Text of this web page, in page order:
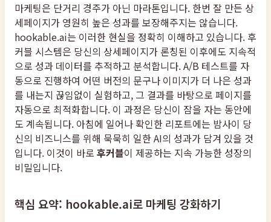
마케팅은 단거리 경주가 아닌 마라톤입니다. 한번 잘 만든 상
세페이지가 영원히 높은 성과를 보장해주지는 않습니다.
hookable.ai는 이러한 현실을 정확히 이해하고 있습니다. 후
커블 시스템은 당신의 상세페이지가 론칭된 이후에도 지속적
으로 성과 데이터를 추적하고 분석합니다. A/B 테스트를 자
동으로 진행하여 어떤 버전의 문구나 이미지가 더 나은 성과
를 내는지 끊임없이 실험하고, 그 결과를 바탕으로 페이지를
자동으로 최적화합니다. 이 과정은 당신이 잠을 자는 동안에
도 계속됩니다. 아침에 일어나 확인한 리포트에는 밤사이 당
신의 비즈니스를 위해 묵묵히 일한 AI의 성과가 담겨 있을 것
입니다. 이것이 바로 후커블이 제공하는 지속 가능한 성장의
비밀입니다.
핵심 요약: hookable.ai로 마케팅 강화하기